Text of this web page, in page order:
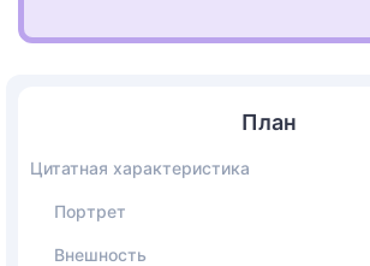
План
Цитатная характеристика
Портрет
Внешность